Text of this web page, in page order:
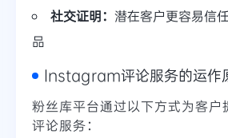
社交证明： 潜在客户更容易信
品
Instagram评论服务的运作
粉丝库平台通过以下方式为客
评论服务：